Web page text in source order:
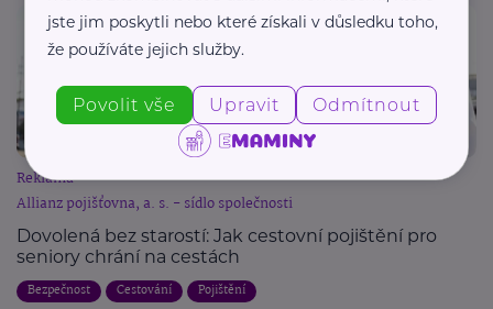
Reklama
Allianz pojišťovna, a. s. - sídlo společnosti
Dovolená bez starostí: Jak cestovní pojištění pro
seniory chrání na cestách
Bezpečnost Cestování Pojištění
jste jim poskytli nebo které získali v důsledku toho,
že používáte jejich služby.
Povolit vše Upravit Odmítnout